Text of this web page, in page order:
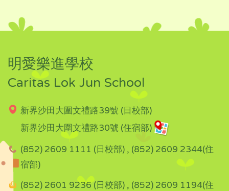
明愛樂進學校
Caritas Lok Jun School
新界沙田大圍文禮路39號 (日校部)
新界沙田大圍文禮路30號 (住宿部)
(852) 2609 1111 (日校部) , (852) 2609 2344(住
宿部)
(852) 2601 9236 (日校部) , (852) 2609 1194(住